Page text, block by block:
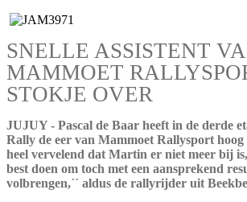
SNELLE ASSISTENT
MAMMOET
STOKJE OVER
JUJUY - Pascal de Baar heeft in de derde
Rally de eer van Mammoet Rallysport hoog
heel vervelend dat Martin er niet meer bij
best doen om toch met een aansprekend
volbrengen,´´ aldus de rallyrijder uit